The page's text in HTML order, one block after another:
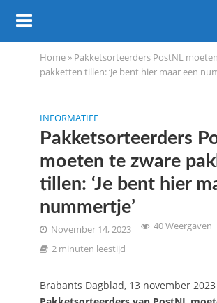
Home» Pakketsorteerders PostNL
pakketten tillen: ‘Je bent hier maar een
INFORMATIEF
Pakketsorteerders
moeten te zware
tillen: ‘Je bent hier
nummertje’
November 14, 2023
40 Weergaven
2 minuten leestijd
Brabants Dagblad, 13 november 2023